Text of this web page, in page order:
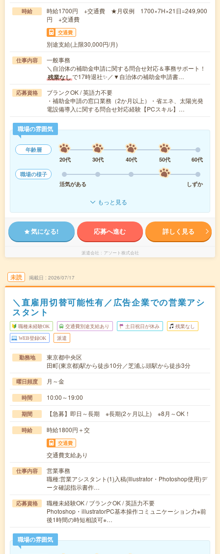
時給
時給1700円 +交通費 ★月収例 1700×7H×21日=249,900
円 +交通費
交通費
別途支給(上限30,000円/月)
仕事内容
一般事務
＼自治体の補助金申請に関する問合せ対応＆事務サポート！
残業なしで17時退社✨／▼自治体の補助金申請書…
応募資格
ブランクOK / 英語力不要
・補助金申請の窓口業務（2か月以上）・省エネ、太陽光発
電設備導入に関する問合せ対応経験【PCスキル】…
職場の雰囲気
年齢層
20代
30代 40代 50代
60代
職場の様子
活気がある
しずか
もっと見る
気になる! 応募へ進む 詳しく見る
派遣会社 アソート株式会社
未読 掲載日 2026/07/17
＼直雇用切替可能性有／広告企業での営業アシ
スタント
職種未経験OK 交通費別途支給あり 土日祝日が休み 残業なし
WEB登録OK 派遣
勤務地
東京都中央区
田町(東京都)駅から徒歩10分／芝浦ふ頭駅から徒歩3分
曜日頻度 月～金
時間 10:00～19:00
期間 【急募】即日～長期 ※長期(2ヶ月以上) ※8月～OK！
時給 時給1800円＋交
交通費
交通費支給あり
仕事内容
営業事務
職種:営業アシスタント(1)入稿(Illustrator・Photoshop使用)デ
ータ確認指示書作…
応募資格
職種未経験OK / ブランクOK / 英語力不要
Photoshop・illustratorPC基本操作コミュニケーション力※前
後1時間の時短相談可※…
職場の雰囲気